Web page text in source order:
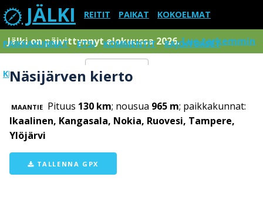
JÄLKI REITIT PAIKAT KOKOELMAT
PAIKKAKUNNAT ETSI KOMMENTIT RAJOITUKSET
KIRJAUDU SISÄÄN Menu
Jälki on päivittynnyt elokuussa 2026.Lue tarkemmin
Näsijärven kierto
MAANTIE Pituus 130 km; nousua 965 m; paikkakunnat:
Ikaalinen, Kangasala, Nokia, Ruovesi, Tampere,
Ylöjärvi
TALLENNA GPX